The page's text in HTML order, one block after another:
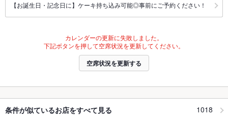
【お誕生日・記念日に】ケーキ持ち込み可能◎事前にご予約ください！
カレンダーの更新に失敗しました。
下記ボタンを押して空席状況を更新してください。
空席状況を更新する
条件が似ているお店をすべて見る 1018